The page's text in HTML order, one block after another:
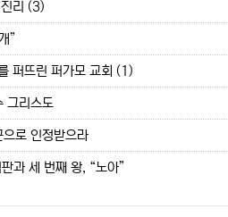
리 (3)
”
퍼뜨린 퍼가모 교회 (1)
그리스도
로 인정받으라
과 세 번째 왕, “노아”